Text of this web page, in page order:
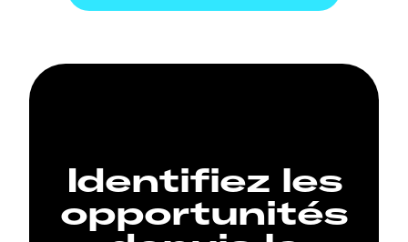
Identifiez les
opportunités